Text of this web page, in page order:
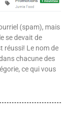
(spam), mais
se devait de
réussi! Le nom de
chacune des
ce qui vous